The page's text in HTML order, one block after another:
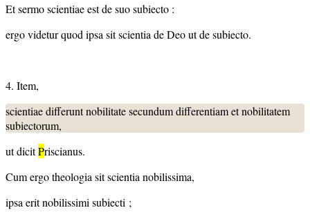
Et sermo scientiae est de suo subiecto :
ergo videtur quod ipsa sit scientia de Deo ut de subiecto.
4. Item,
scientiae differunt nobilitate secundum differentiam et nobilitatem
subiectorum,
ut dicitPriscianus.
Cum ergo theologia sit scientia nobilissima,
ipsa erit nobilissimi subiecti ;